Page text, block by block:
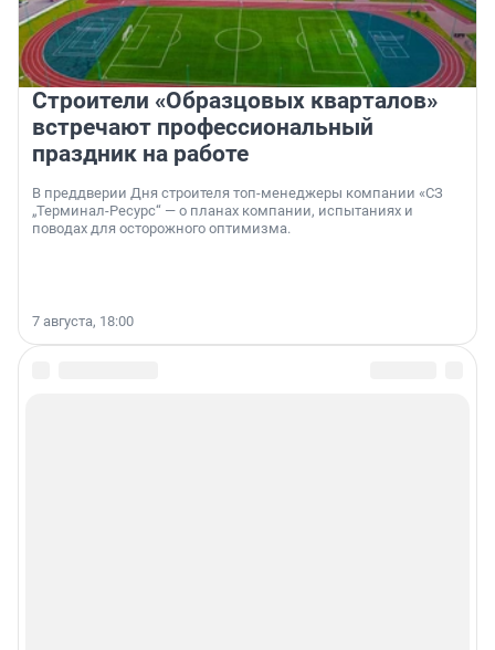
Строители «Образцовых кварталов»
встречают профессиональный
праздник на работе
В преддверии Дня строителя топ-менеджеры компании «СЗ
„Терминал-Ресурс“ — о планах компании, испытаниях и
поводах для осторожного оптимизма.
7 августа, 18:00